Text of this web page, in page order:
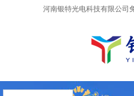
河南银特光电科技有限公司